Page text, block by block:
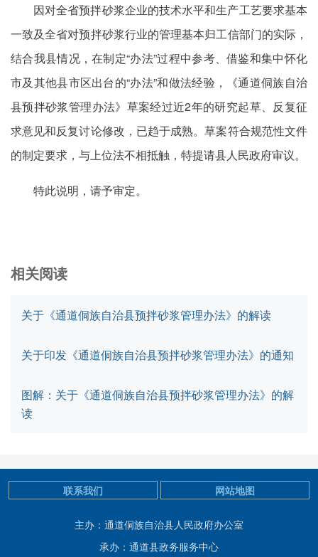
因对全省预拌砂浆企业的技术水平和生产工艺要求基本
一致及全省对预拌砂浆行业的管理基本归工信部门的实际，
结合我县情况，在制定“办法”过程中参考、借鉴和集中怀化
市及其他县市区出台的“办法”和做法经验，《通道侗族自治
县预拌砂浆管理办法》草案经过近2年的研究起草、反复征
求意见和反复讨论修改，已趋于成熟。草案符合规范性文件
的制定要求，与上位法不相抵触，特提请县人民政府审议。
特此说明，请予审定。
相关阅读
关于《通道侗族自治县预拌砂浆管理办法》的解读
关于印发《通道侗族自治县预拌砂浆管理办法》的通知
图解：关于《通道侗族自治县预拌砂浆管理办法》的解
读
主办：通道侗族自治县人民政府办公室
承办：通道县政务服务中心
联系我们 网站地图